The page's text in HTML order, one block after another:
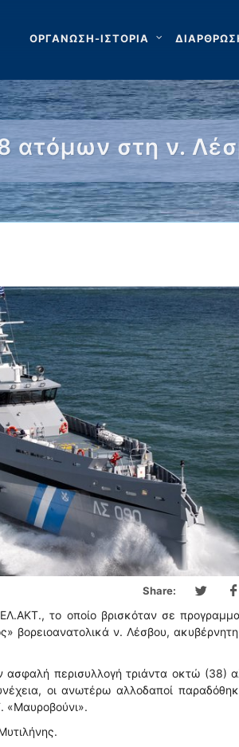
ΟΡΓΑΝΩΣΗ-ΙΣΤΟΡΙΑ
ατόμων στη ν.
Share:
το οποίο βρισκόταν σε
βορειοανατολικά ν. Λέσβου,
περισυλλογή τριάντα οκτώ (38)
οι ανωτέρω αλλοδαποί
«Μαυροβούνι».